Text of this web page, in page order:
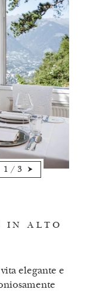
1 / 3
IN ALTO
elegante e